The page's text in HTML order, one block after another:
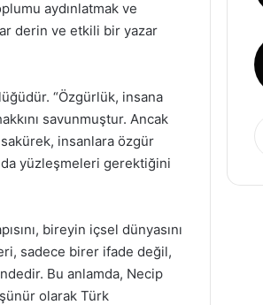
aydınlatmak ve
derin ve etkili bir yazar
“Özgürlük, insana
savunmuştur. Ancak
insanlara özgür
da yüzleşmeleri gerektiğini
bireyin içsel dünyasını
sadece birer ifade değil,
Bu anlamda, Necip
olarak Türk